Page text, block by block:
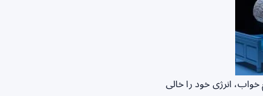
خواب، انرژی خود را خالی